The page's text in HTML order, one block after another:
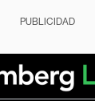
PUBLICIDAD